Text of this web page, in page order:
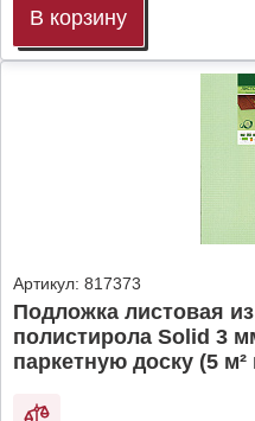
В корзину
Артикул: 817373
Подложка листовая
полистирола Solid 3
паркетную доску (5